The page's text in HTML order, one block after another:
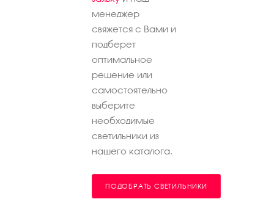
менеджер
свяжется с Вами и
подберет
оптимальное
решение или
самостоятельно
выберите
необходимые
светильники из
нашего каталога.
ПОДОБРАТЬ СВЕТИЛЬНИКИ